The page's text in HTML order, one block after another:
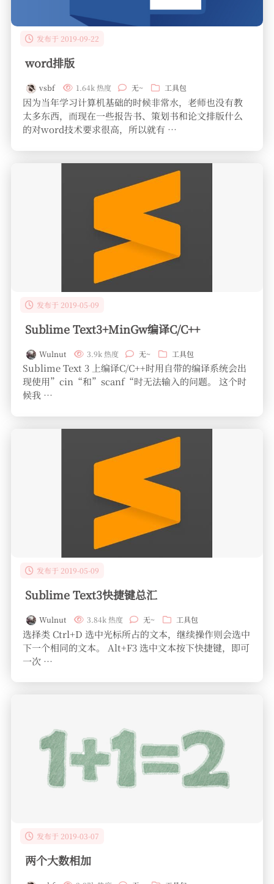
发布于 2019-09-22
word排版
vsbf 1.64k 热度 无~ 工具包
因为当年学习计算机基础的时候非常水，老师也没有教
太多东西，而现在一些报告书、策划书和论文排版什么
的对word技术要求很高，所以就有 …
发布于 2019-05-09
Sublime Text3+MinGw编译C/C++
Wulnut 3.9k 热度 无~ 工具包
Sublime Text 3 上编译C/C++时用自带的编译系统会出
现使用”cin“和”scanf“时无法输入的问题。 这个时
候我 …
发布于 2019-05-09
Sublime Text3快捷键总汇
Wulnut 3.84k 热度 无~ 工具包
选择类 Ctrl+D 选中光标所占的文本，继续操作则会选中
下一个相同的文本。 Alt+F3 选中文本按下快捷键，即可
一次 …
发布于 2019-03-07
两个大数相加